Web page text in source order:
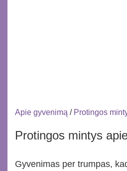
Apie gyvenimą / Protingos
Protingos mintys
Gyvenimas per trumpas,